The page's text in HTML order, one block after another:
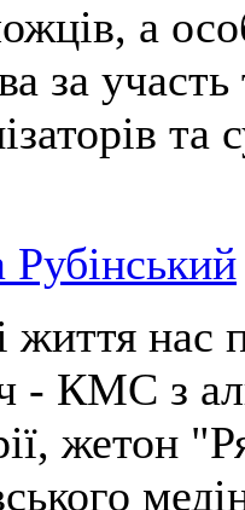
а
за
та
життя нас
- КМС з
жетон